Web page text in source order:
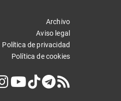
Archivo
Aviso legal
Política de privacidad
Política de cookies